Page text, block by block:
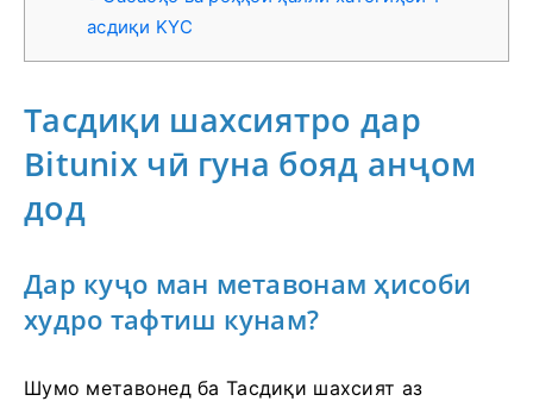
асдиқи KYC
Тасдиқи шахсиятро дар
Bitunix чӣ гуна бояд анҷом
дод
Дар куҷо ман метавонам ҳисоби
худро тафтиш кунам?
Шумо метавонед ба Тасдиқи шахсият аз